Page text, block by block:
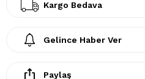
Kargo Bedava
Gelince Haber Ver
Paylaş